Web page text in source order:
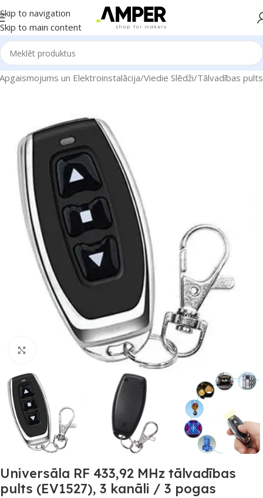
Skip to navigation
Skip to main content
Apgaismojums un Elektroinstalācija/Viedie Slēdži/Tālvadības pults
Noklikšķiniet, lai palielinātu
Universāla RF 433,92 MHz tālvadības
pults (EV1527), 3 kanāli / 3 pogas